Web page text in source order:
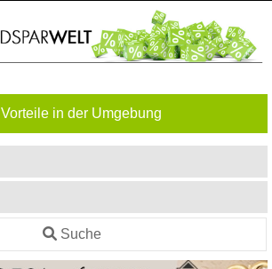
Vorteile in der Umgebung
Suche